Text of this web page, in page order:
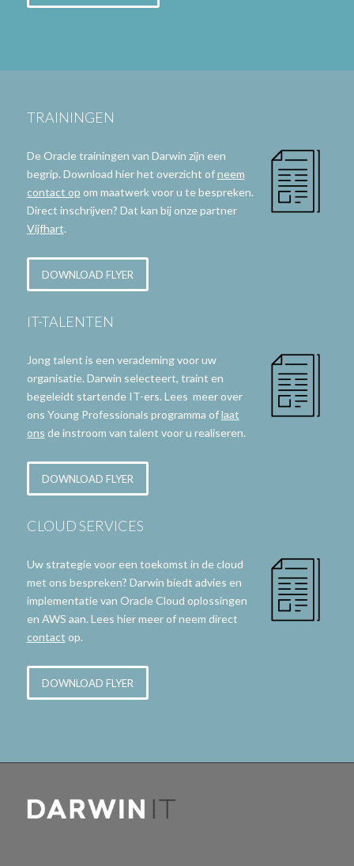
TRAININGEN
De Oracle trainingen van Darwin zijn een
begrip. Download hier het overzicht ofneem
contact op om maatwerk voor u te bespreken.
Direct inschrijven? Dat kan bij onze partner
Vijfhart.
DOWNLOAD FLYER
IT-TALENTEN
Jong talent is een verademing voor uw
organisatie. Darwin selecteert, traint en
begeleidt startende IT-ers. Lees meer over
ons Young Professionals programma oflaat
ons de instroom van talent voor u realiseren.
DOWNLOAD FLYER
CLOUD SERVICES
Uw strategie voor een toekomst in de cloud
met ons bespreken? Darwin biedt advies en
implementatie van Oracle Cloud oplossingen
en AWS aan. Lees hier meer of neem direct
contact op.
DOWNLOAD FLYER